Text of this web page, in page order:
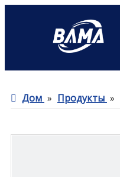
Дом » Продукты »